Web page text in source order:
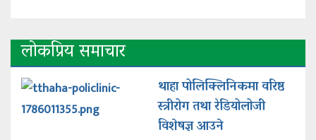
लोकप्रिय समाचार
थाहा पोलिक्लिनिकमा वरिष्ठ
स्त्रीरोग तथा रेडियोलोजी
विशेषज्ञ आउने